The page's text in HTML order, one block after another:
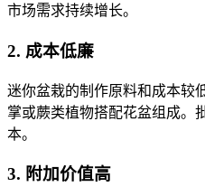
市场需求持续增长。
2. 成本低廉
迷你盆栽的制作原料和成本较
掌或蕨类植物搭配花盆组成。
本。
3. 附加价值高